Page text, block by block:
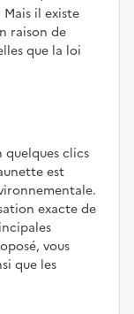
il existe
raison de
que la loi
quelques clics
est
exacte de
vous
que les